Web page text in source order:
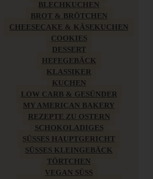
BLECHKUCHEN
BROT & BRÖTCHEN
CHEESECAKE & KÄSEKUCHEN
COOKIES
DESSERT
HEFEGEBÄCK
KLASSIKER
KUCHEN
LOW CARB & GESÜNDER
MY AMERICAN BAKERY
REZEPTE ZU OSTERN
SCHOKOLADIGES
SÜSSES HAUPTGERICHT
SÜSSES KLEINGEBÄCK
TÖRTCHEN
VEGAN SÜSS